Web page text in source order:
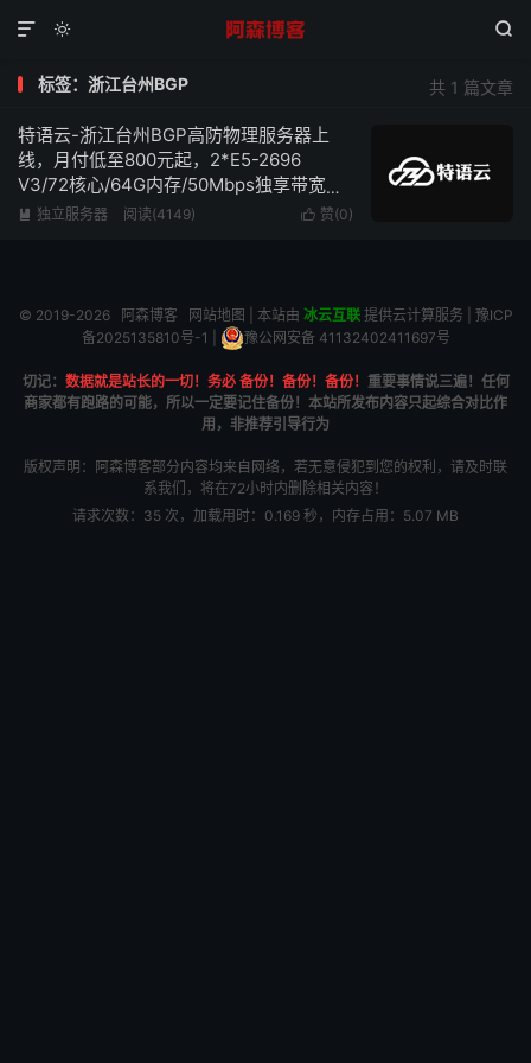
 

共 1 篇文章
标签：浙江台州BGP
特语云-浙江台州BGP高防物理服务器上
线，月付低至800元起，2*E5-2696
V3/72核心/64G内存/50Mbps独享带宽仅
需1000元/月，无视UDP/海外攻击，配备
 赞(0)
 独立服务器 阅读(4149)
© 2019-2026 阿森博客 网站地图 | 本站由 冰云互联提供云计算服务 | 豫ICP
备2025135810号-1
豫公网安备 41132402411697号
切记： 数据就是站长的一切！务必 备份！备份！备份！ 重要事情说三遍！任何
商家都有跑路的可能，所以一定要记住备份！本站所发布内容只起综合对比作
用，非推荐引导行为
版权声明：阿森博客部分内容均来自网络，若无意侵犯到您的权利，请及时联
系我们，将在72小时内删除相关内容！
请求次数：35 次，加载用时：0.169 秒，内存占用：5.07 MB